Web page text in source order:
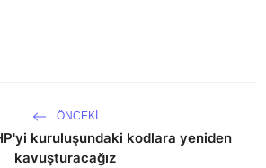
ÖNCEKI
kuruluşundaki kodlara yeniden
kavuşturacağız